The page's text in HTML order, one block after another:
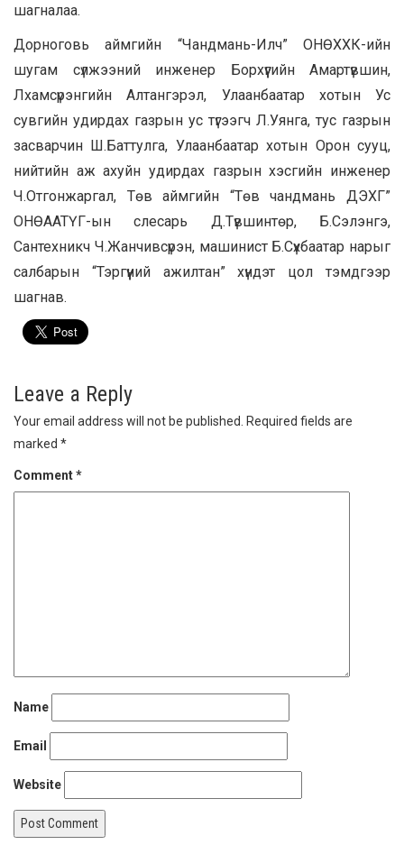
шагналаа.
Дорноговь аймгийн “Чандмань-Илч” ОНӨХХК-ийн
шугам сүлжээний инженер Борхүүгийн Амартүвшин,
Лхамсүрэнгийн Алтангэрэл, Улаанбаатар хотын Ус
сувгийн удирдах газрын ус түгээгч Л.Уянга, тус газрын
засварчин Ш.Баттулга, Улаанбаатар хотын Орон сууц,
нийтийн аж ахуйн удирдах газрын хэсгийн инженер
Ч.Отгонжаргал, Төв аймгийн “Төв чандмань ДЭХГ”
ОНӨААТҮГ-ын слесарь Д.Түвшинтөр, Б.Сэлэнгэ,
Сантехникч Ч.Жанчивсүрэн, машинист Б.Сүхбаатар нарыг
салбарын “Тэргүүний ажилтан” хүндэт цол тэмдгээр
шагнав.
Leave a Reply
Your email address will not be published.
Required fields are
marked *
Comment*
Name
Email
Website